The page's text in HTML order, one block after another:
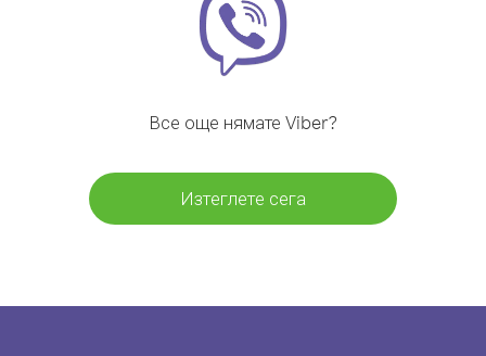
Все още нямате Viber?
Изтеглете сега